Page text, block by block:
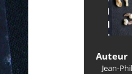
Auteur
Jean-